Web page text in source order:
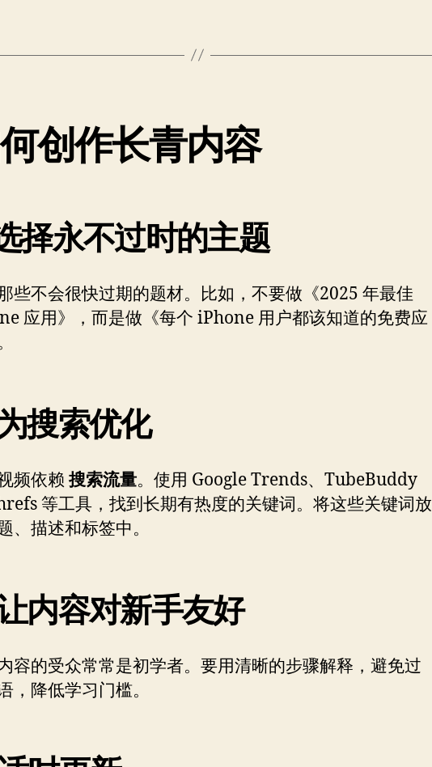
创作长青内容
择永不过时的主题
些不会很快过期的题材。比如，不要做《2025 年最佳
应用》，而是做《每个 iPhone 用户都该知道的免费应
搜索优化
频依赖 搜索流量。使用 Google Trends、TubeBuddy
等工具，找到长期有热度的关键词。将这些关键词放
、描述和标签中。
内容对新手友好
容的受众常常是初学者。要用清晰的步骤解释，避免过
，降低学习门槛。